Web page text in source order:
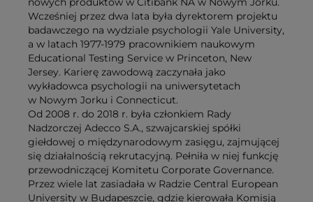
Wcześniej przez dwa lata była dyrektorem projektu
badawczego na wydziale psychologii Yale University,
a w latach 1977-1979 pracownikiem naukowym
Educational Testing Service w Princeton, New
Jersey. Karierę zawodową zaczynała jako
wykładowca psychologii na uniwersytetach
w Nowym Jorku i Connecticut.
Od 2008 r. do 2018 r. była członkiem Rady
Nadzorczej Adecco S.A., szwajcarskiej spółki
giełdowej o międzynarodowym zasięgu, zajmującej
się działalnością rekrutacyjną. Pełniła w niej funkcję
przewodniczącej Komitetu Corporate Governance.
Przez wiele lat zasiadała w Radzie Central European
University w Budapeszcie, gdzie kierowała Komisją